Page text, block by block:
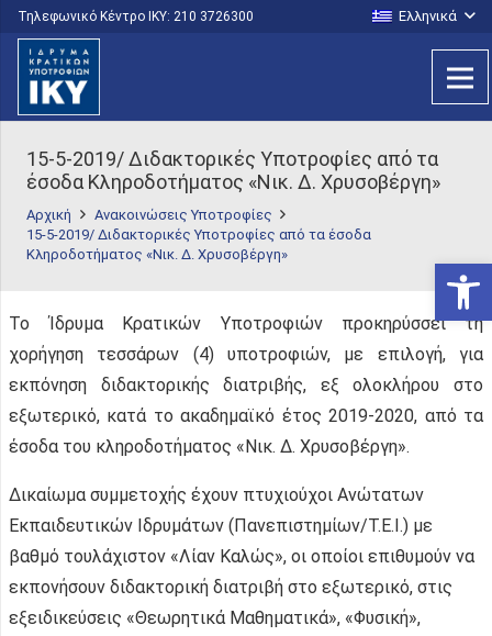
Τηλεφωνικό Κέντρο IKY: 210 3726300 Ελληνικά
15-5-2019/ Διδακτορικές Υποτροφίες από τα
έσοδα Κληροδοτήματος «Νικ. Δ. Χρυσοβέργη»
Αρχική
Ανακοινώσεις Υποτροφίες
15-5-2019/ Διδακτορικές Υποτροφίες από τα έσοδα
Κληροδοτήματος «Νικ. Δ. Χρυσοβέργη»
Το Ίδρυμα Κρατικών Υποτροφιών προκηρύσσει τη
χορήγηση τεσσάρων (4) υποτροφιών, με επιλογή, για
εκπόνηση διδακτορικής διατριβής, εξ ολοκλήρου στο
εξωτερικό, κατά το ακαδημαϊκό έτος 2019-2020, από τα
έσοδα του κληροδοτήματος «Νικ. Δ. Χρυσοβέργη».
Δικαίωμα συμμετοχής έχουν πτυχιούχοι Ανώτατων
Εκπαιδευτικών Ιδρυμάτων (Πανεπιστημίων/Τ.Ε.Ι.) με
βαθμό τουλάχιστον «Λίαν Καλώς», οι οποίοι επιθυμούν να
εκπονήσουν διδακτορική διατριβή στο εξωτερικό, στις
εξειδικεύσεις «Θεωρητικά Μαθηματικά», «Φυσική»,